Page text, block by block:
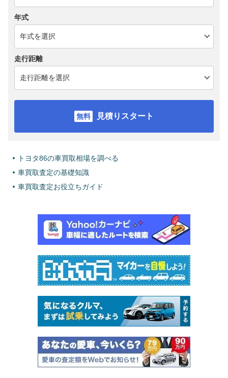
年式
走行距離
見積りスタート
トヨタ86の車買取相場を調べる
車買取査定の基礎知識
車買取査定お役立ちガイド